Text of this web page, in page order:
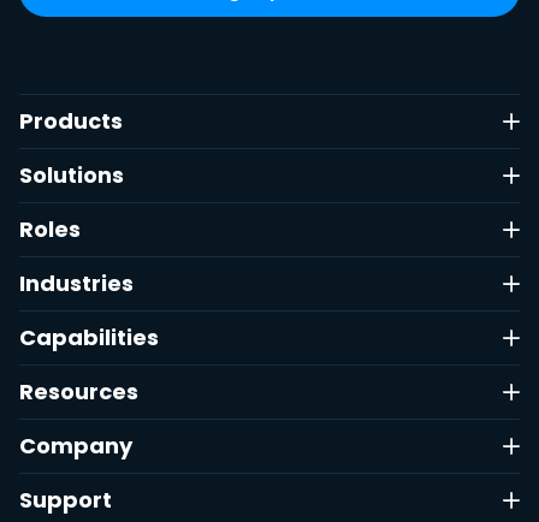
Products
Solutions
Roles
Industries
Capabilities
Resources
Company
Support